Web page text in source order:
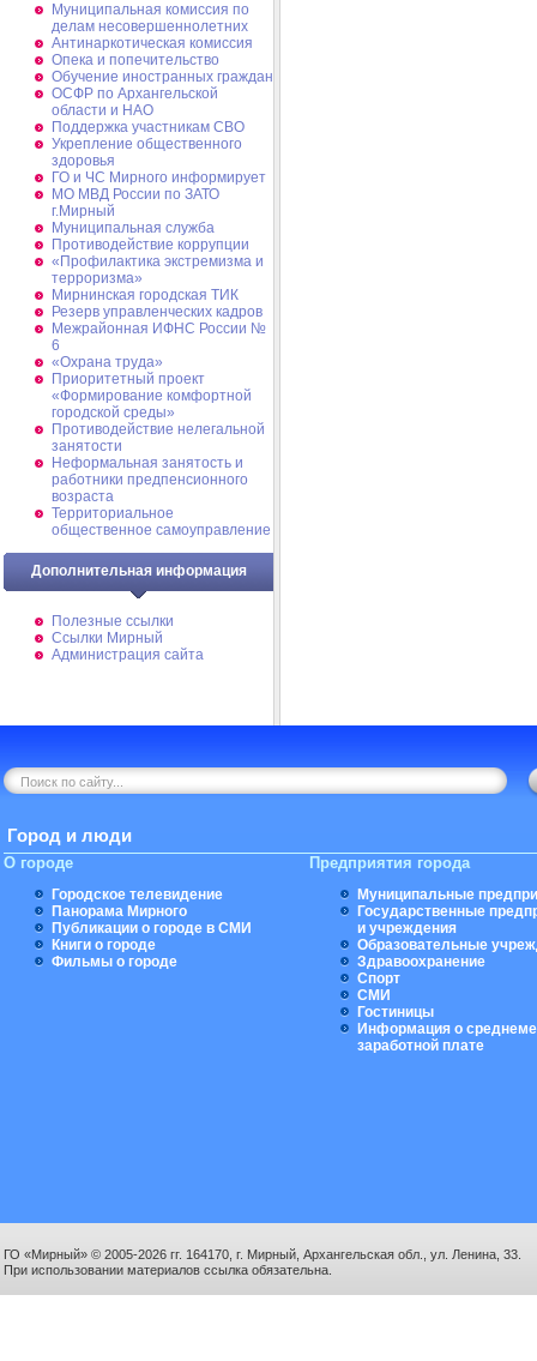
Муниципальная комиссия по
делам несовершеннолетних
Антинаркотическая комиссия
Опека и попечительство
Обучение иностранных граждан
ОСФР по Архангельской
области и НАО
Поддержка участникам СВО
Укрепление общественного
здоровья
ГО и ЧС Мирного информирует
МО МВД России по ЗАТО
г.Мирный
Муниципальная cлужба
Противодействие коррупции
«Профилактика экстремизма и
терроризма»
Мирнинская городская ТИК
Резерв управленческих кадров
Межрайонная ИФНС России №
6
«Охрана труда»
Приоритетный проект
«Формирование комфортной
городской среды»
Противодействие нелегальной
занятости
Неформальная занятость и
работники предпенсионного
возраста
Территориальное
общественное самоуправление
Дополнительная информация
Полезные ссылки
Ссылки Мирный
Администрация сайта
Город и люди
О городе
Городское телевидение
Панорама Мирного
Публикации о городе в СМИ
Книги о городе
Фильмы о городе
Предприятия города
Муниципальные
Государственные
и учреждения
Образовательные
Здравоохранение
Спорт
СМИ
Гостиницы
Информация о
заработной плате
ГО «Мирный» © 2005-2026 гг. 164170, г. Мирный, Архангельская обл., ул. Ленина, 33.
При использовании материалов ссылка обязательна.